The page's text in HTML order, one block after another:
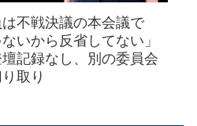
は不戦決議の本会議で
いから反省してない」
記録なし、別の委員会
取り